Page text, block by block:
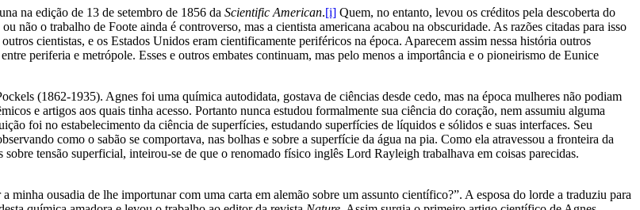
na edição de 13 de setembro de 1856 da Scientific American.[i] Quem, no entanto, levou os créditos pela descoberta do
não o trabalho de Foote ainda é controverso, mas a cientista americana acabou na obscuridade. As razões citadas para isso
cientistas, e os Estados Unidos eram cientificamente periféricos na época. Aparecem assim nessa história outros
periferia e metrópole. Esses e outros embates continuam, mas pelo menos a importância e o pioneirismo de Eunice
(1862-1935). Agnes foi uma química autodidata, gostava de ciências desde cedo, mas na época mulheres não podiam
e artigos aos quais tinha acesso. Portanto nunca estudou formalmente sua ciência do coração, nem assumiu alguma
foi no estabelecimento da ciência de superfícies, estudando superfícies de líquidos e sólidos e suas interfaces. Seu
como o sabão se comportava, nas bolhas e sobre a superfície da água na pia. Como ela atravessou a fronteira da
tensão superficial, inteirou-se de que o renomado físico inglês Lord Rayleigh trabalhava em coisas parecidas.
minha ousadia de lhe importunar com uma carta em alemão sobre um assunto científico?”. A esposa do lorde a traduziu para